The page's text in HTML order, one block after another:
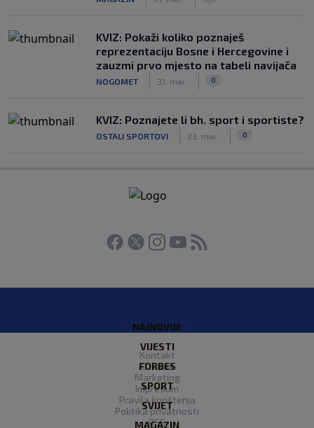
KVIZ: Pokaži koliko poznaješ
reprezentaciju Bosne i Hercegovine i
zauzmi prvo mjesto na tabeli navijača
NOGOMET 31. mar. 0
KVIZ: Poznajete li bh. sport i sportiste?
OSTALI SPORTOVI 23. mar. 0
NAJNOVIJE
VIJESTI
FORBES
SPORT
SVIJET
MAGAZIN
Kontakt
O nama
Marketing
Impresum
Pravila korištenja
Politika privatnosti
RSS